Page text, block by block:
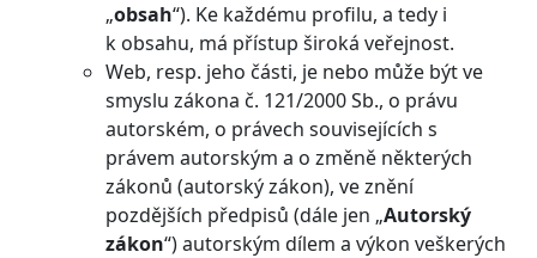
„obsah“). Ke každému profilu, a tedy i
k obsahu, má přístup široká veřejnost.
Web, resp. jeho části, je nebo může být ve
smyslu zákona č. 121/2000 Sb., o právu
autorském, o právech souvisejících s
právem autorským a o změně některých
zákonů (autorský zákon), ve znění
pozdějších předpisů (dále jen „Autorský
zákon“) autorským dílem a výkon veškerých